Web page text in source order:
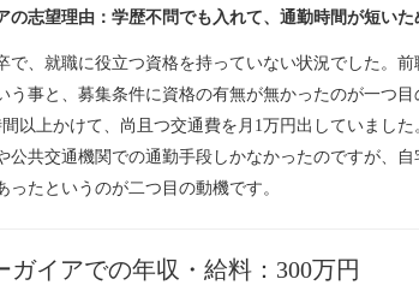
の志望理由：学歴不問でも入れて、通勤時間が短いた
で、就職に役立つ資格を持っていない状況でした。
う事と、募集条件に資格の有無が無かったのが一つ
以上かけて、尚且つ交通費を月1万円出していまし
公共交通機関での通勤手段しかなかったのですが、自
ったというのが二つ目の動機です。
ガイアでの年収・給料：300万円